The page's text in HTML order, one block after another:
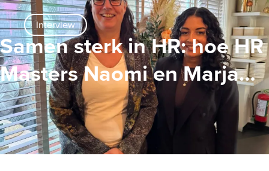
Interview
Samen sterk in HR: hoe HR
Masters Naomi en Marja
elkaar versterken!